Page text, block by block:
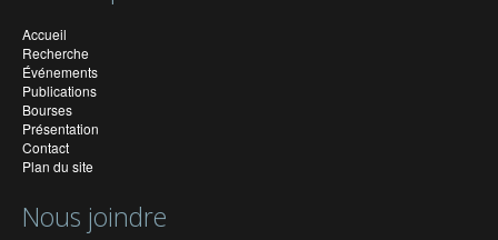
Accueil
Recherche
Événements
Publications
Bourses
Présentation
Contact
Plan du site
Nous joindre